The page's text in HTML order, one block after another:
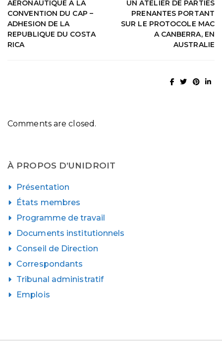
AERONAUTIQUE A LA
CONVENTION DU CAP –
ADHESION DE LA
REPUBLIQUE DU COSTA
RICA
UN ATELIER DE PARTIES
PRENANTES PORTANT
SUR LE PROTOCOLE MAC
A CANBERRA, EN
AUSTRALIE
Comments are closed.
À PROPOS D’UNIDROIT
Présentation
États membres
Programme de travail
Documents institutionnels
Conseil de Direction
Correspondants
Tribunal administratif
Emplois